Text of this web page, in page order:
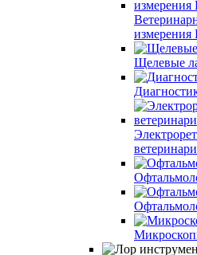
Щелевые